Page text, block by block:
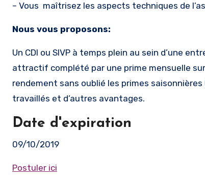
– Vous maîtrisez les aspects techniques de
Nous vous proposons:
Un CDI ou SIVP à temps plein au sein d’une
attractif complété par une prime mensuelle
rendement sans oublié les primes
travaillés et d’autres avantages.
Date d'expiration
09/10/2019
Postuler ici